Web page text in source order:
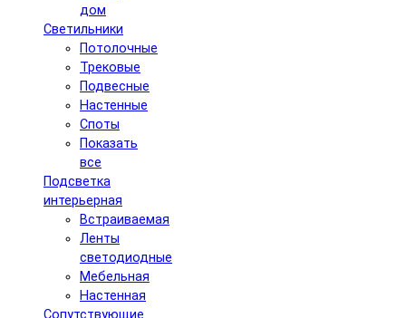
дом
Светильники
Потолочные
Трековые
Подвесные
Настенные
Споты
Показать
все
Подсветка
интерьерная
Встраиваемая
Ленты
светодиодные
Мебельная
Настенная
Сопутствующие